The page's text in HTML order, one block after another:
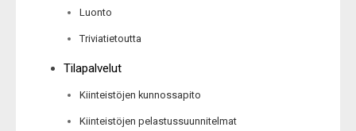
Luonto
Triviatietoutta
Tilapalvelut
Kiinteistöjen kunnossapito
Kiinteistöjen pelastussuunnitelmat